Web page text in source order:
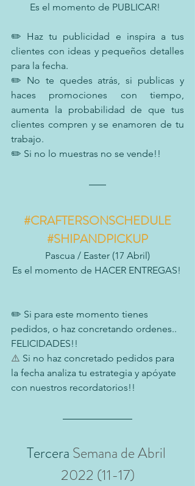
Es el momento de PUBLICAR!
✏️ Haz tu publicidad e inspira a tus
clientes con ideas y pequeños detalles
para la fecha.
✏️ No te quedes atrás, si publicas y
haces promociones con tiempo,
aumenta la probabilidad de que tus
clientes compren y se enamoren de tu
trabajo.
✏️ Si no lo muestras no se vende!!
#CRAFTERSONSCHEDULE
#SHIPANDPICKUP
Pascua / Easter (17 Abril)
Es el momento de HACER ENTREGAS!
✏️ Si para este momento tienes
pedidos, o haz concretando ordenes..
FELICIDADES!!
⚠️ Si no haz concretado pedidos para
la fecha analiza tu estrategia y apóyate
con nuestros recordatorios!!
Tercera Semana de Abril
2022 (11-17)